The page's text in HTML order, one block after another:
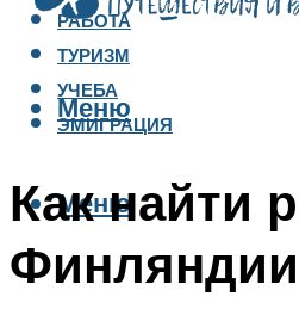
РАБОТА
ТУРИЗМ
УЧЕБА
ЭМИГРАЦИЯ
Меню
Меню
Как найти
Финляндии